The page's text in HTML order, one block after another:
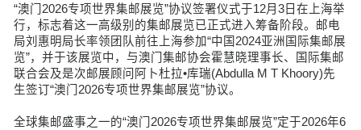
“澳门2026专项世界集邮展览”协议签署仪式于12月3日在上海举
行，标志着这一高级别的集邮展览已正式进入筹备阶段。邮电
局刘惠明局长率领团队前往上海参加“中国2024亚洲国际集邮展
览”，并于该展览中，与澳门集邮协会霍慧晓理事长、国际集邮
联合会及是次邮展顾问阿卜杜拉•库瑞(Abdulla M T Khoory)先
生签订“澳门2026专项世界集邮展览”协议。
全球集邮盛事之一的“澳门2026专项世界集邮展览”定于2026年6